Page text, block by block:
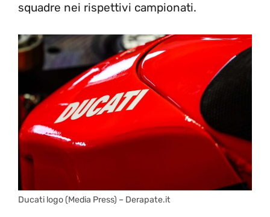
squadre nei rispettivi campionati.
Ducati logo (Media Press) – Derapate.it